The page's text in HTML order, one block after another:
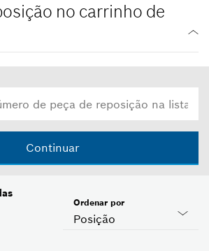
no carrinho de
Continuar
Posição
Ordenar por